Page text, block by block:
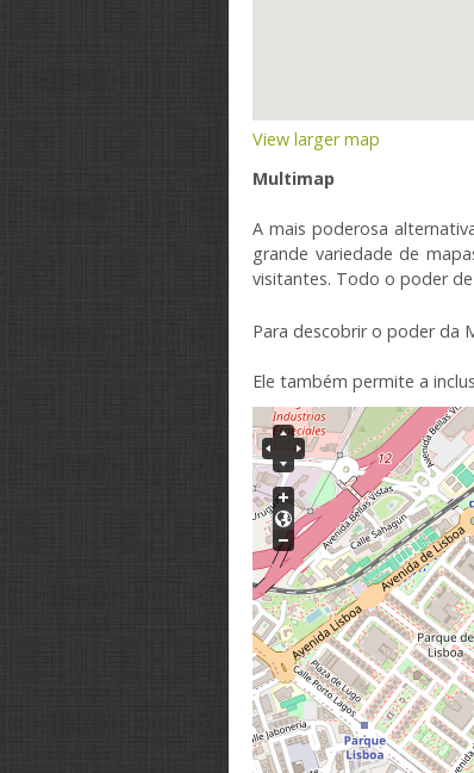
View larger map
Multimap
A mais poderosa
grande variedade de
visitantes. Todo o poder de
Para descobrir o poder da
Ele também permite a